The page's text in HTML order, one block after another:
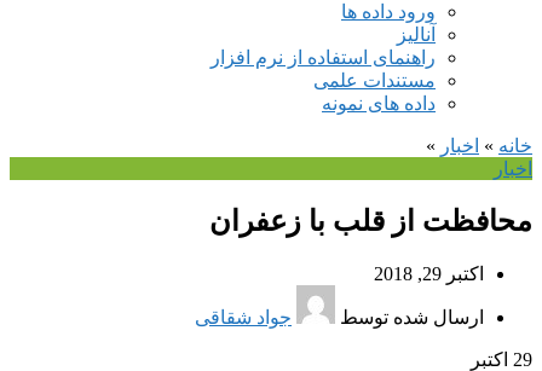
ورود داده ها
آنالیز
راهنمای استفاده از نرم افزار
مستندات علمی
داده های نمونه
خانه » اخبار »
اخبار
محافظت از قلب با زعفران
اکتبر 29, 2018
ارسال شده توسط جواد شقاقی
29 اکتبر